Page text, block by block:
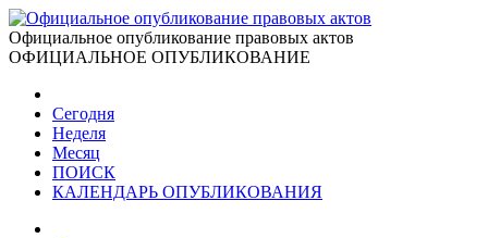
Официальное опубликование правовых актов
ОФИЦИАЛЬНОЕ ОПУБЛИКОВАНИЕ
Сегодня
Неделя
Месяц
ПОИСК
КАЛЕНДАРЬ ОПУБЛИКОВАНИЯ